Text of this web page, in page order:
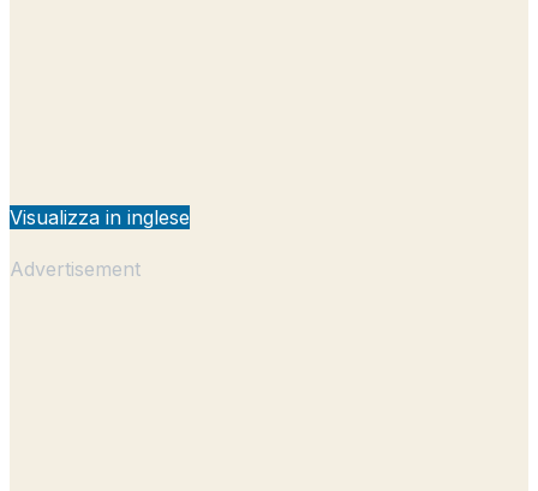
Visualizza in inglese
Advertisement